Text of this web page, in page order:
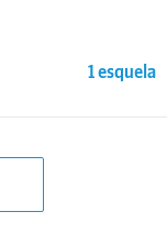
1 esquela